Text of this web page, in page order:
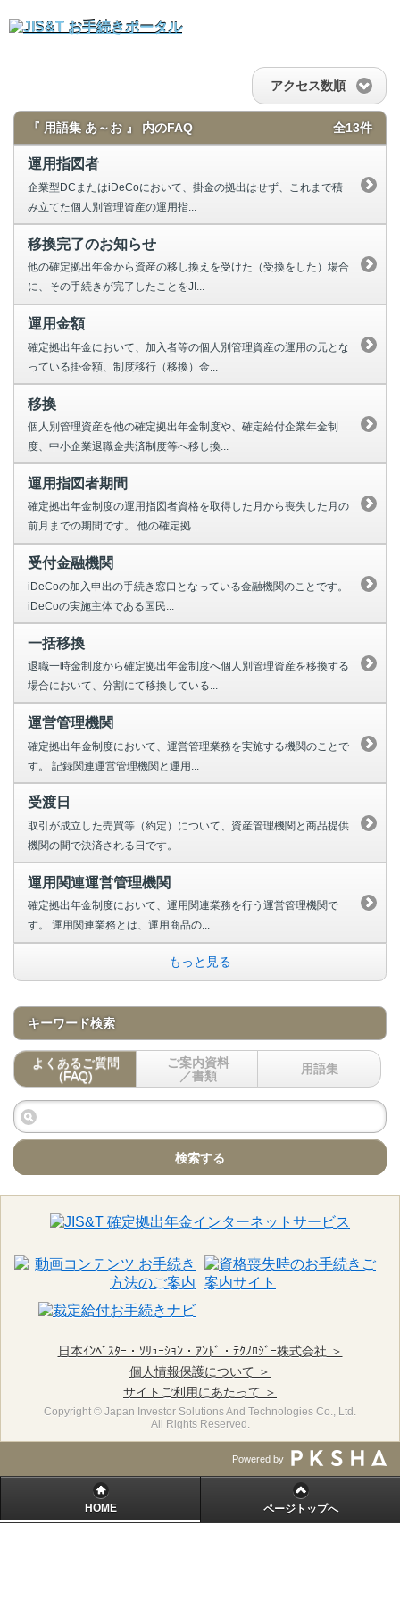
アクセス数順
『 用語集 あ～お 』 内のFAQ 全13件
運用指図者
企業型DCまたはiDeCoにおいて、掛金の拠出はせず、これまで積
み立てた個人別管理資産の運用指...
移換完了のお知らせ
他の確定拠出年金から資産の移し換えを受けた（受換をした）場合
に、その手続きが完了したことをJI...
運用金額
確定拠出年金において、加入者等の個人別管理資産の運用の元とな
っている掛金額、制度移行（移換）金...
移換
個人別管理資産を他の確定拠出年金制度や、確定給付企業年金制
度、中小企業退職金共済制度等へ移し換...
運用指図者期間
確定拠出年金制度の運用指図者資格を取得した月から喪失した月の
前月までの期間です。 他の確定拠...
受付金融機関
iDeCoの加入申出の手続き窓口となっている金融機関のことです。
iDeCoの実施主体である国民...
一括移換
退職一時金制度から確定拠出年金制度へ個人別管理資産を移換する
場合において、分割にて移換している...
運営管理機関
確定拠出年金制度において、運営管理業務を実施する機関のことで
す。 記録関連運営管理機関と運用...
受渡日
取引が成立した売買等（約定）について、資産管理機関と商品提供
機関の間で決済される日です。
運用関連運営管理機関
確定拠出年金制度において、運用関連業務を行う運営管理機関で
す。 運用関連業務とは、運用商品の...
もっと見る
キーワード検索
よくあるご質問
(FAQ)
ご案内資料
／書類
用語集
検索する
日本ｲﾝﾍﾞｽﾀｰ・ｿﾘｭｰｼｮﾝ・ｱﾝﾄﾞ・ﾃｸﾉﾛｼﾞｰ株式会社 ＞
個人情報保護について ＞
サイトご利用にあたって ＞
Copyright © Japan Investor Solutions And Technologies Co., Ltd.
All Rights Reserved.
Powered by
HOME ページトップへ